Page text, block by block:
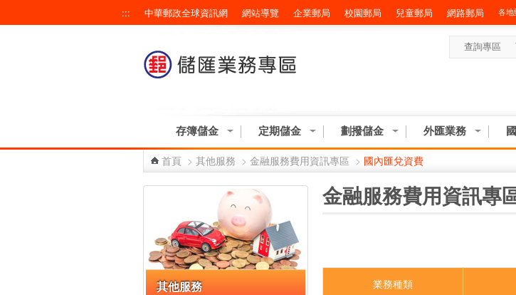
::: 中華郵政全球資訊網 網站導覽 企業郵局 校園郵局 兒童郵局 網路郵局 各地
查詢專區
存簿儲金 定期儲金 劃撥儲金 外匯業務
首頁 > 其他服務 > 金融服務費用資訊專區 > 國內匯兌資費
其他服務
金融服務費用資訊專
業務種類